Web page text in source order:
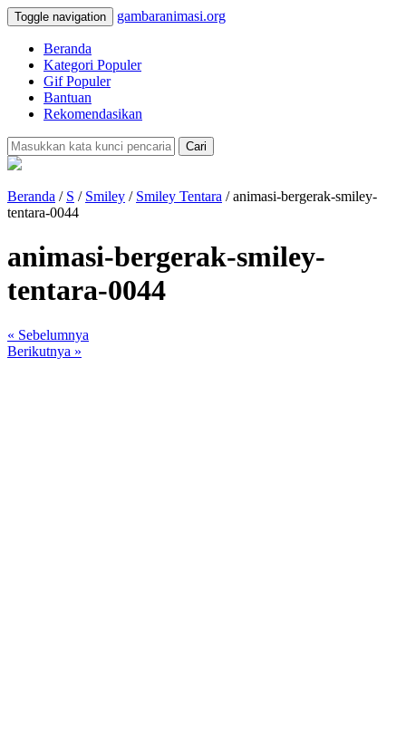
Toggle navigation gambaranimasi.org
Beranda
Kategori Populer
Gif Populer
Bantuan
Rekomendasikan
Cari
Beranda / S / Smiley / Smiley Tentara / animasi-bergerak-smiley-
tentara-0044
animasi-bergerak-smiley-
tentara-0044
« Sebelumnya
Berikutnya »